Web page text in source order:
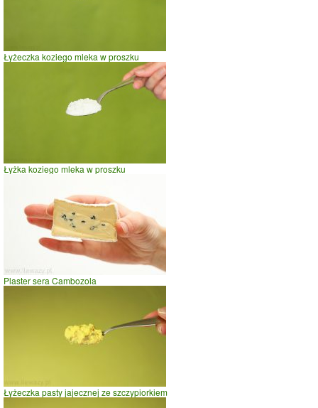
Łyżeczka koziego mleka w proszku
Łyżka koziego mleka w proszku
Plaster sera Cambozola
Łyżeczka pasty jajecznej ze szczypiorkiem